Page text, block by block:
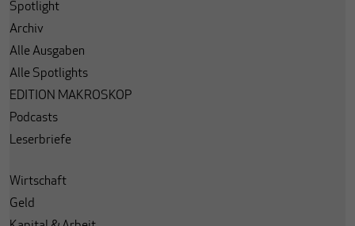
Spotlight
Archiv
Alle Ausgaben
Alle Spotlights
EDITION MAKROSKOP
Podcasts
Leserbriefe
Wirtschaft
Geld